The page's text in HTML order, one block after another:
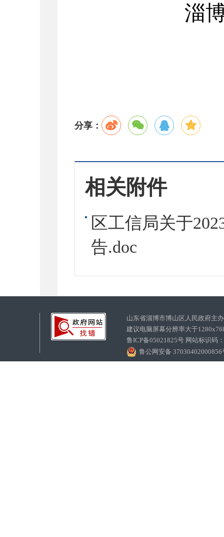
淄博
分享：
相关附件
区工信局关于
告.doc
山东省淄博市博山区人民政府
建议电脑屏幕分辨率大于
鲁ICP备05021825号 网站标识码
鲁公网安备 37030402000856